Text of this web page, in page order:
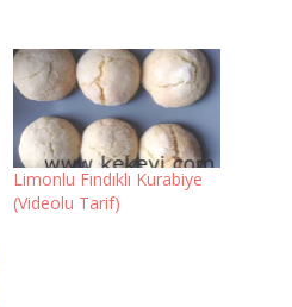
Limonlu Fındıklı Kurabiye
(Videolu Tarif)